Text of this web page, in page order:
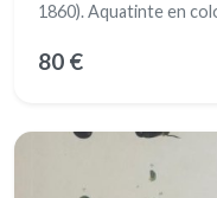
1860). Aquatinte en
80 €